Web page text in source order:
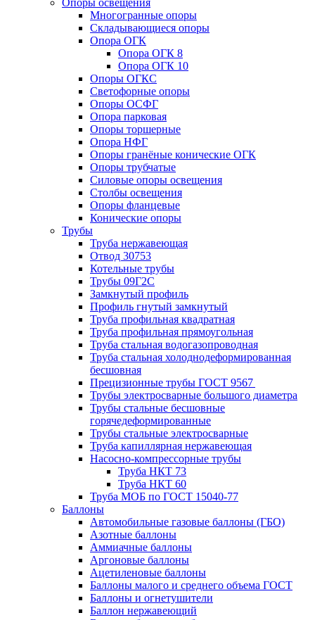
Опоры освещения
Многогранные опоры
Складывающиеся опоры
Опора ОГК
Опора ОГК 8
Опора ОГК 10
Опоры ОГКС
Светофорные опоры
Опоры ОСФГ
Опора парковая
Опоры торшерные
Опора НФГ
Опоры гранёные конические ОГК
Опоры трубчатые
Силовые опоры освещения
Столбы освещения
Опоры фланцевые
Конические опоры
Трубы
Труба нержавеющая
Отвод 30753
Котельные трубы
Трубы 09Г2С
Замкнутый профиль
Профиль гнутый замкнутый
Труба профильная квадратная
Труба профильная прямоугольная
Труба стальная водогазопроводная
Труба стальная холоднодеформированная
бесшовная
Прецизионные трубы ГОСТ 9567
Трубы электросварные большого диаметра
Трубы стальные бесшовные
горячедеформированные
Трубы стальные электросварные
Труба капиллярная нержавеющая
Насосно-компрессорные трубы
Труба НКТ 73
Труба НКТ 60
Труба МОБ по ГОСТ 15040-77
Баллоны
Автомобильные газовые баллоны (ГБО)
Азотные баллоны
Аммиачные баллоны
Аргоновые баллоны
Ацетиленовые баллоны
Баллоны малого и среднего объема ГОСТ
Баллоны и огнетушители
Баллон нержавеющий